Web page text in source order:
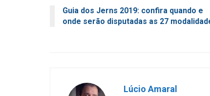
Guia dos Jerns 2019: confira quando e
onde serão disputadas as 27
Lúcio Amaral